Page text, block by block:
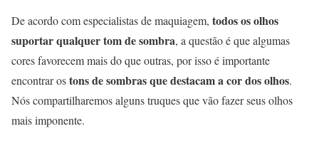
De acordo com especialistas de maquiagem, todos os olhos
suportar qualquer tom de sombra, a questão é que algumas
cores favorecem mais do que outras, por isso é importante
encontrar ostons de sombras que destacam a cor dos olhos.
Nós compartilharemos alguns truques que vão fazer seus olhos
mais imponente.